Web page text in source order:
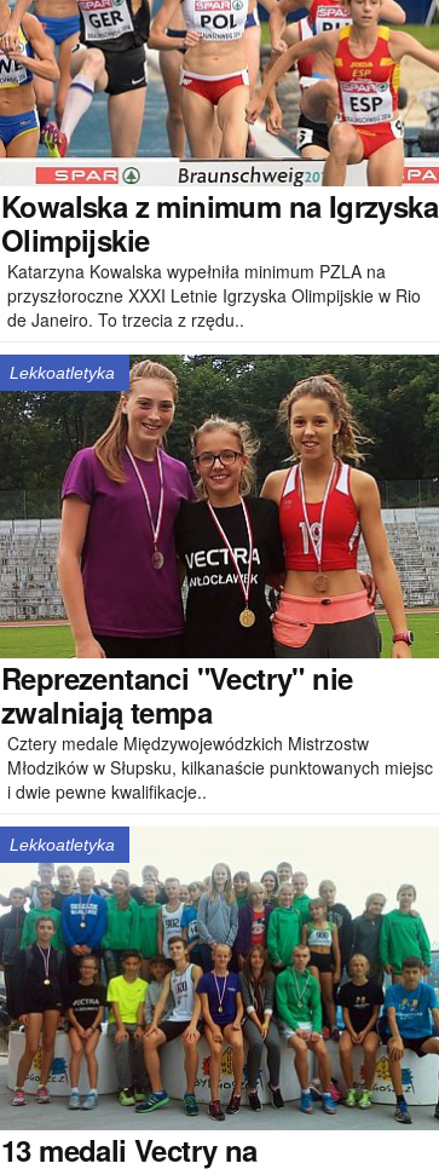
Kowalska z minimum na Igrzyska
Olimpijskie
Katarzyna Kowalska wypełniła minimum PZLA na
przyszłoroczne XXXI Letnie Igrzyska Olimpijskie w Rio
de Janeiro. To trzecia z rzędu..
Lekkoatletyka
Reprezentanci "Vectry" nie
zwalniają tempa
Cztery medale Międzywojewódzkich Mistrzostw
Młodzików w Słupsku, kilkanaście punktowanych miejsc
i dwie pewne kwalifikacje..
Lekkoatletyka
13medali Vectry na